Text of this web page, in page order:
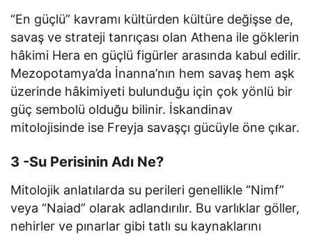
“En güçlü” kavramı kültürden kültüre değişse de,
savaş ve strateji tanrıçası olan Athena ile göklerin
hâkimi Hera en güçlü figürler arasında kabul edilir.
Mezopotamya’da İnanna’nın hem savaş hem aşk
üzerinde hâkimiyeti bulunduğu için çok yönlü bir
güç sembolü olduğu bilinir. İskandinav
mitolojisinde ise Freyja savaşçı gücüyle öne çıkar.
3 -Su Perisinin Adı Ne?
Mitolojik anlatılarda su perileri genellikle “Nimf”
veya “Naiad” olarak adlandırılır. Bu varlıklar göller,
nehirler ve pınarlar gibi tatlı su kaynaklarını